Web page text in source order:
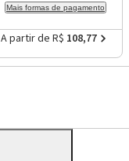
Mais formas de pagamento
A partir de R$ 108,77